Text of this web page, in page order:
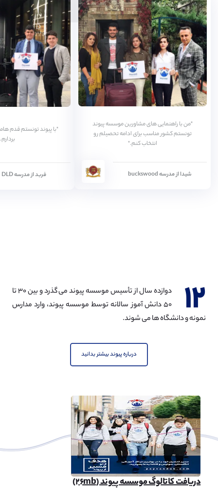
"من با راهنمایی های مشاورین موسسه پیوند
تونستم کشور مناسب برای ادامه تحصیلم رو
انتخاب کنم."
شیدا از مدرسه buckswood
"با پيوند تونستم قدم
فربد از مدرسه DLD
۱۲
دوازده سال از تأسیس موسسه پیوند می گذرد و بین ۳۰ تا
۵۰ دانش آموز سالانه توسط موسسه پیوند، وارد مدارس
نمونه و دانشگاه ها می شوند.
درباره پیوند بیشتر بدانید
دریافت کاتالوگ موسسه پیوند (۲۶mb)